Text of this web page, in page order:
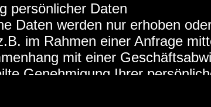
persönlicher Daten
Daten werden nur erhoben
im Rahmen einer Anfrage
mit einer
Genehmigung Ihrer